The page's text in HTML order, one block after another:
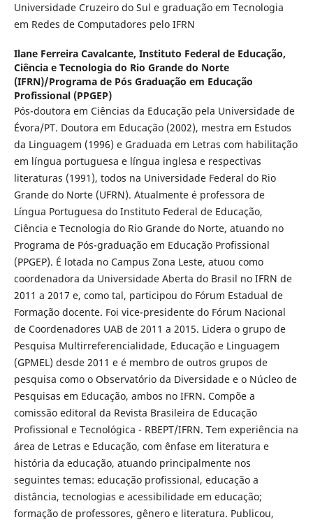
Universidade Cruzeiro do Sul e graduação em Tecnologia
em Redes de Computadores pelo IFRN
Ilane Ferreira Cavalcante, Instituto Federal de Educação,
Ciência e Tecnologia do Rio Grande do Norte
(IFRN)/Programa de Pós Graduação em Educação
Profissional (PPGEP)
Pós-doutora em Ciências da Educação pela Universidade de
Évora/PT. Doutora em Educação (2002), mestra em Estudos
da Linguagem (1996) e Graduada em Letras com habilitação
em língua portuguesa e língua inglesa e respectivas
literaturas (1991), todos na Universidade Federal do Rio
Grande do Norte (UFRN). Atualmente é professora de
Língua Portuguesa do Instituto Federal de Educação,
Ciência e Tecnologia do Rio Grande do Norte, atuando no
Programa de Pós-graduação em Educação Profissional
(PPGEP). É lotada no Campus Zona Leste, atuou como
coordenadora da Universidade Aberta do Brasil no IFRN de
2011 a 2017 e, como tal, participou do Fórum Estadual de
Formação docente. Foi vice-presidente do Fórum Nacional
de Coordenadores UAB de 2011 a 2015. Lidera o grupo de
Pesquisa Multirreferencialidade, Educação e Linguagem
(GPMEL) desde 2011 e é membro de outros grupos de
pesquisa como o Observatório da Diversidade e o Núcleo de
Pesquisas em Educação, ambos no IFRN. Compõe a
comissão editoral da Revista Brasileira de Educação
Profissional e Tecnológica - RBEPT/IFRN. Tem experiência na
área de Letras e Educação, com ênfase em literatura e
história da educação, atuando principalmente nos
seguintes temas: educação profissional, educação a
distância, tecnologias e acessibilidade em educação;
formação de professores, gênero e literatura. Publicou,